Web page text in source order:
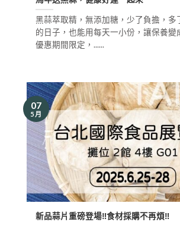
黑蒜萃取精，無添加糖，少了負擔，多
的日子，也能用每天一小份，讓保養變
優惠期間限定，......
新品蒜片重磅登場‼️食材採購不再煩‼️
07
5 月